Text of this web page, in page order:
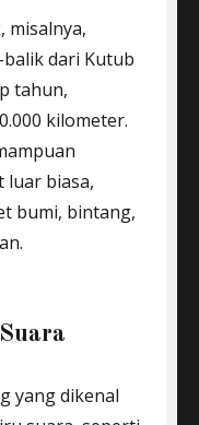
misalnya,
dari Kutub
tahun,
kilometer.
luar biasa,
bumi, bintang,
yang dikenal